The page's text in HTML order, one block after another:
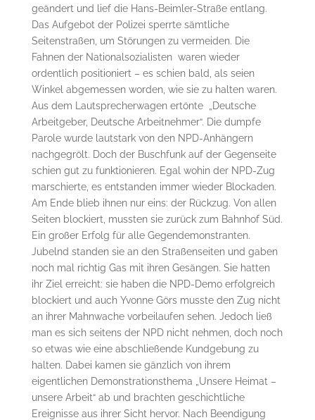
geändert und lief die Hans-Beimler-Straße entlang.
Das Aufgebot der Polizei sperrte sämtliche
Seitenstraßen, um Störungen zu vermeiden. Die
Fahnen der Nationalsozialisten waren wieder
ordentlich positioniert – es schien bald, als seien
Winkel abgemessen worden, wie sie zu halten waren.
Aus dem Lautsprecherwagen ertönte „Deutsche
Arbeitgeber, Deutsche Arbeitnehmer“. Die dumpfe
Parole wurde lautstark von den NPD-Anhängern
nachgegrölt. Doch der Buschfunk auf der Gegenseite
schien gut zu funktionieren. Egal wohin der NPD-Zug
marschierte, es entstanden immer wieder Blockaden.
Am Ende blieb ihnen nur eins: der Rückzug. Von allen
Seiten blockiert, mussten sie zurück zum Bahnhof Süd.
Ein großer Erfolg für alle Gegendemonstranten.
Jubelnd standen sie an den Straßenseiten und gaben
noch mal richtig Gas mit ihren Gesängen. Sie hatten
ihr Ziel erreicht: sie haben die NPD-Demo erfolgreich
blockiert und auch Yvonne Görs musste den Zug nicht
an ihrer Mahnwache vorbeilaufen sehen. Jedoch ließ
man es sich seitens der NPD nicht nehmen, doch noch
so etwas wie eine abschließende Kundgebung zu
halten. Dabei kamen sie gänzlich von ihrem
eigentlichen Demonstrationsthema „Unsere Heimat –
unsere Arbeit“ ab und brachten geschichtliche
Ereignisse aus ihrer Sicht hervor. Nach Beendigung